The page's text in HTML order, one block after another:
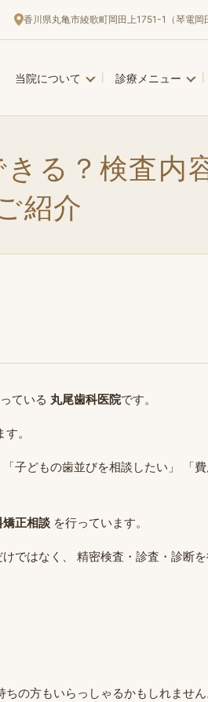
香川県丸亀市綾歌町岡田上1751-1（琴電岡
当院について 診療メニュー
る？検査内
紹介
ている 丸尾歯科医院です。
。
子どもの歯並びを相談したい」 「
矯正相談 を行っています。
ではなく、 精密検査・診査・診断
の方もいらっしゃるかもしれません